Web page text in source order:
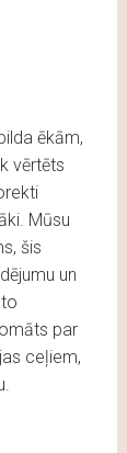
ēkām,
vērtēts
Mūsu
šis
un
par
ceļiem,